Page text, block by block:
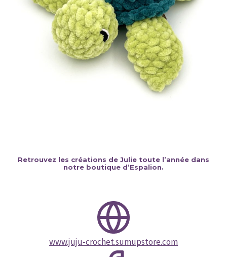
Retrouvez les créations de Julie toute l’année dans
notre boutique d’Espalion.
www.juju-crochet.sumupstore.com